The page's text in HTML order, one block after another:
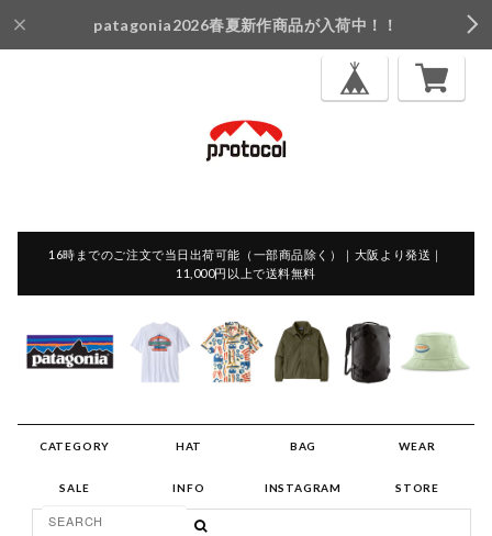
patagonia2026春夏新作商品が入荷中！！
16時までのご注文で当日出荷可能（一部商品除く）｜大阪より発送｜
11,000円以上で送料無料
CATEGORY HAT BAG WEAR
SALE INFO INSTAGRAM STORE